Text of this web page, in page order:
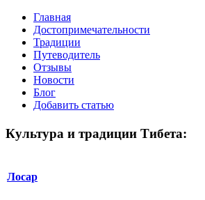
Главная
Достопримечательности
Традиции
Путеводитель
Отзывы
Новости
Блог
Добавить статью
Культура и традиции Тибета:
Лосар